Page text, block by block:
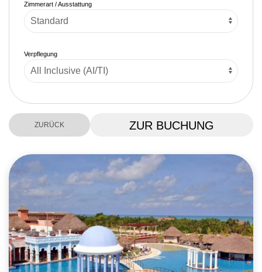
Zimmerart / Ausstattung
Verpflegung
ZURÜCK ZUR BUCHUNG